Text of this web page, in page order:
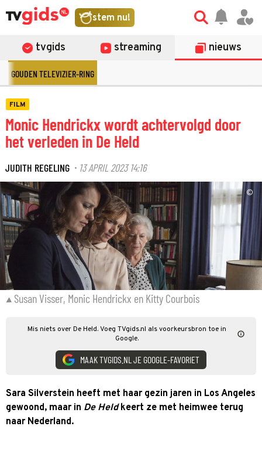
stem nu!
tvgids streaming nieuws
GOUDEN TELEVIZIER-RING
FILM
Monic Hendrickx wordt achtervolgd door
het verleden in De Held
JUDITH REGELING · 13 APRIL 2023 14:16
©
Susan Visser, Monic Hendrickx en Kitty Courbois
Mis niets over De Held. Voeg TVgids.nl als voorkeursbron toe in
Google.
MAAK TVGIDS.NL JE GOOGLE-FAVORIET
Sara Silverstein heeft met haar gezin jaren in Los Angeles
gewoond, maar in De Heldkeert ze met heimwee terug
naar Nederland.